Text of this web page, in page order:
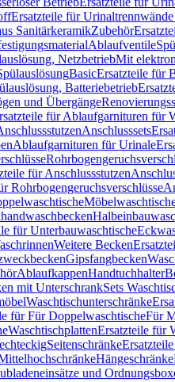
Ersatzteile für
SanitärkeramikZubehör
Ablaufventile
NetzbetriebMit
BasicErsatzteile für
Batteriebetrieb
und Übergänge
für Ablaufgarnituren für
Anschlusssets
Ablaufgarnituren für Urinale
für Anschlussstutzen
Rohrbogengeruchsverschlüsse
für Unterbauwaschtische
Weitere Becken
Gipsfangbecken
AblaufkappenHandtuchhalter
mit UnterschrankSets
Waschtischunterschränke
für Für DoppelwaschtischeFür
WaschtischplattenErsatzteile für
Seitenschränke
Hängeschränke
und